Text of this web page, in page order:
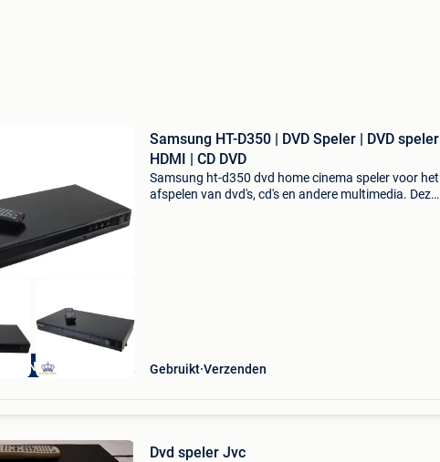
GARANTIE
Samsung HT-D350 | DVD Speler | DVD speler
HDMI | CD DVD
Samsung ht-d350 dvd home cinema speler voor het
afspelen van dvd's, cd's en andere multimedia. Deze
Gebruikt Verzenden
Dvd speler Jvc